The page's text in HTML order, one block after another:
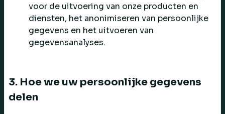
voor de uitvoering van onze producten en
diensten, het anonimiseren van persoonlijke
gegevens en het uitvoeren van
gegevensanalyses.
3. Hoe we uw persoonlijke gegevens
delen